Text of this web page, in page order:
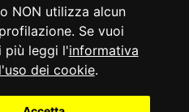
NON utilizza alcun
Se vuoi
più leggi l'informativa
dei cookie.
|glossario
policy
|feedback